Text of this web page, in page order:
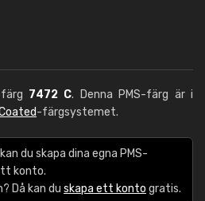
7472 C. Denna PMS-färg är i
-färgsystemet.
du skapa dina egna PMS-
konto.
Då kan du skapa ett konto gratis.